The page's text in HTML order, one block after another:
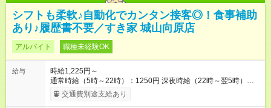
シフトも柔軟♪自動化でカンタン接客◎！食事補助
あり♪履歴書不要／すき家 城山向原店
アルバイト 職種未経験OK
給与
時給1,225円～
通常時給（5時～22時）：1250円 深夜時給（22時～翌5時）：
1563円 高校生時給：1225円 【特別手当】早朝手当（5：00-9：
00）時給+150円 【試用期間】試用期間あり 試用期間の長さ：1
交通費別途支給あり